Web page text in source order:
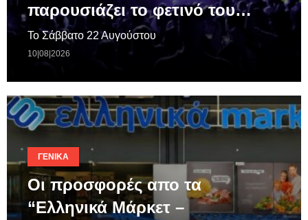
παρουσιάζει το φετινό του…
Το Σάββατο 22 Αυγούστου
10|08|2026
ΓΕΝΙΚΆ
Οι προσφορές απο τα
“Ελληνικά Μάρκετ –